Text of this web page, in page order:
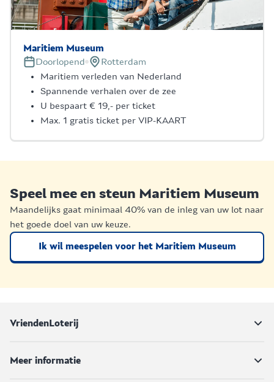
Maritiem Museum
Doorlopend
Rotterdam
Maritiem verleden van Nederland
Spannende verhalen over de zee
U bespaart € 19,- per ticket
Max. 1 gratis ticket per VIP-KAART
Speel mee en steun Maritiem Museum
Maandelijks gaat minimaal 40% van de inleg van uw lot naar
het goede doel van uw keuze.
Ik wil meespelen voor het Maritiem Museum
VriendenLoterij
Meer informatie